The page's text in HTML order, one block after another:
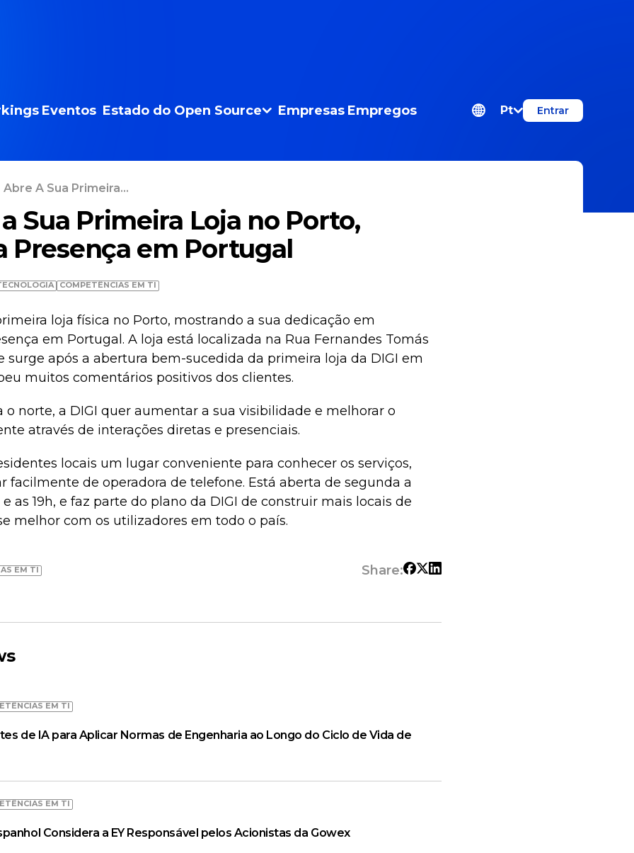
Eventos Estado do Open Source Empresas Empregos Pt Entrar
Abre A Sua Primeira...
Sua Primeira Loja no Porto,
Presença em Portugal
COMPETÊNCIAS EM TI
loja física no Porto, mostrando a sua dedicação em
em Portugal. A loja está localizada na Rua Fernandes Tomás
surge após a abertura bem-sucedida da primeira loja da DIGI em
muitos comentários positivos dos clientes.
o norte, a DIGI quer aumentar a sua visibilidade e melhorar o
através de interações diretas e presenciais.
locais um lugar conveniente para conhecer os serviços,
facilmente de operadora de telefone. Está aberta de segunda a
as 19h, e faz parte do plano da DIGI de construir mais locais de
melhor com os utilizadores em todo o país.
EM TI Share:
EM TI
de IA para Aplicar Normas de Engenharia ao Longo do Ciclo de Vida de
EM TI
Considera a EY Responsável pelos Acionistas da Gowex